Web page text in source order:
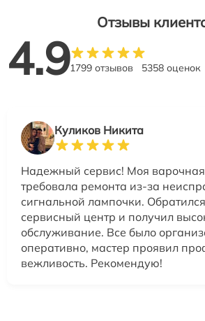
Отзывы
4.91799 отзывов 5358 оценок
Куликов Никита
Надежный сервис! Моя
требовала ремонта из-за
сигнальной лампочки. Обратился
сервисный центр и получил
обслуживание. Все было
оперативно, мастер проявил
вежливость. Рекомендую!